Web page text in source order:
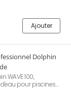
Ajouter
Dolphin
WAVE 100,
pour piscines